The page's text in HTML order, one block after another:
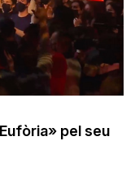
pel seu